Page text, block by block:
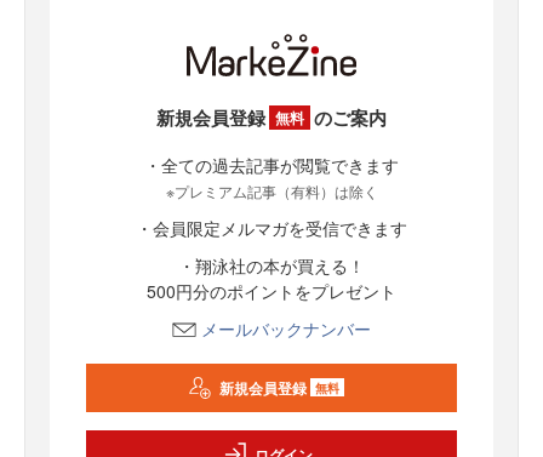
新規会員登録 無料 のご案内
・全ての過去記事が閲覧できます
※プレミアム記事（有料）は除く
・会員限定メルマガを受信できます
・翔泳社の本が買える！
500円分のポイントをプレゼント
メールバックナンバー
新規会員登録 無料